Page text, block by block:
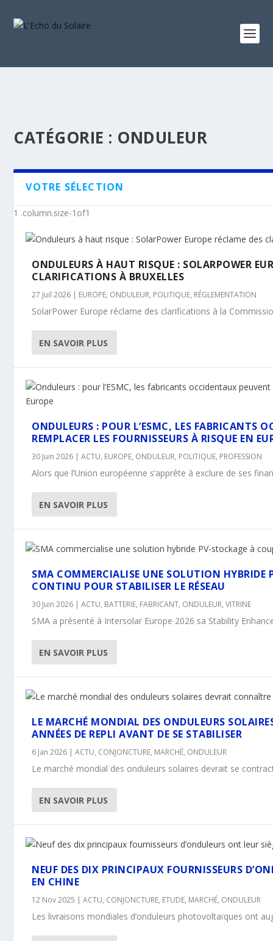
CATÉGORIE : ONDULEUR
VOTRE SÉLECTION
ONDULEURS À HAUT RISQUE : SOLARPOWER
CLARIFICATIONS À BRUXELLES
27 Juil 2026 | EUROPE, ONDULEUR, POLITIQUE, RÉGLEMENTATION
SolarPower Europe réclame des clarifications à la
EN SAVOIR PLUS
ONDULEURS : POUR L’ESMC, LES FABRICANTS
REMPLACER LES FOURNISSEURS À RISQUE EN
30 Juin 2026 |ACTU, EUROPE, ONDULEUR, POLITIQUE, PROFESSION
Alors que l’Union européenne s’apprête à exclure de ses
EN SAVOIR PLUS
SMA COMMERCIALISE UNE SOLUTION HYBRIDE
CONTINU POUR STABILISER LE RÉSEAU
30 Juin 2026 |ACTU, BATTERIE, FABRICANT, ONDULEUR,VITRINE
SMA a présenté à Intersolar Europe 2026 sa Stability
EN SAVOIR PLUS
LE MARCHÉ MONDIAL DES ONDULEURS
ANNÉES DE REPLI AVANT DE SE STABILISER
6 Jan 2026 |ACTU, CONJONCTURE, MARCHÉ, ONDULEUR
Le marché mondial des onduleurs solaires devrait se
EN SAVOIR PLUS
NEUF DES DIX PRINCIPAUX FOURNISSEURS
EN CHINE
12 Nov 2025 |ACTU, CONJONCTURE, ETUDE, MARCHÉ, ONDULEUR
Les livraisons mondiales d’onduleurs photovoltaïques ont